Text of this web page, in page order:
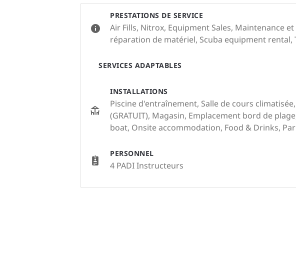
PRESTATIONS DE SERVICE
Air Fills, Nitrox, Equipment Sales, Maintenance et
réparation de matériel, Scuba equipment rental,
SERVICES ADAPTABLES
INSTALLATIONS
Piscine d'entraînement, Salle de cours
(GRATUIT), Magasin, Emplacement bord de
boat, Onsite accommodation, Food & Drinks,
PERSONNEL
4 PADI Instructeurs